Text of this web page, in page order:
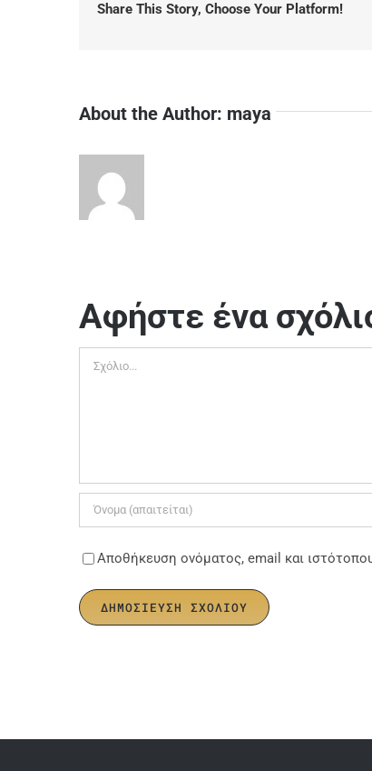
Share This Story, Choose Your Platform!
About the Author: maya
Αφήστε ένα
Σχόλιο
Αποθήκευση ονόματος, email και